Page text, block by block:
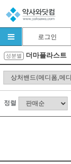
로그인
성분별 더마플라스트
정렬